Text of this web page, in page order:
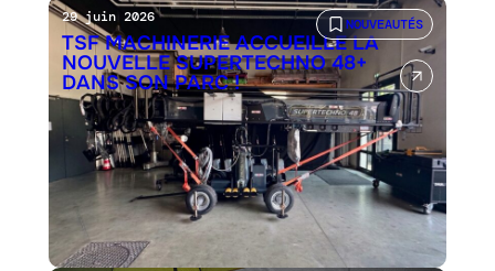
NOUVEAUTÉS
29 juin 2026
TSF MACHINERIE ACCUEILLE LA
NOUVELLE SUPERTECHNO 48+
DANS SON PARC !